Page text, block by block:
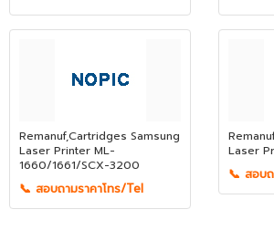
Remanuf,Cartridges Samsung
Laser Printer ML-
1660/1661/SCX-3200
📞 สอบถามราคาโทร/Tel
Laser
📞 สอบ